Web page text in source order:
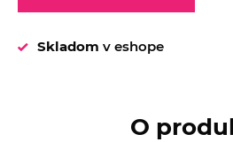
Skladom v eshope
O